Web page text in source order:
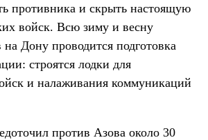
противника и скрыть настоящую
войск. Всю зиму и весну
на Дону проводится подготовка
строятся лодки для
и налаживания коммуникаций
против Азова около 30